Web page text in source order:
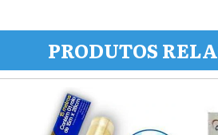
PRODUTOS